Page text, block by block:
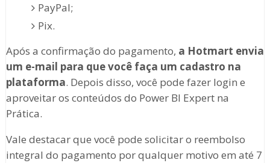
PayPal;
Pix.
Após a confirmação do pagamento, a Hotmart envia
um e-mail para que você faça um cadastro na
plataforma. Depois disso, você pode fazer login e
aproveitar os conteúdos do Power BI Expert na
Prática.
Vale destacar que você pode solicitar o reembolso
integral do pagamento por qualquer motivo em até 7